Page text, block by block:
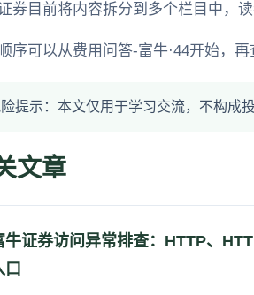
券目前将内容拆分到多个栏目中，
序可以从费用问答-富牛·44开始，
提示：本文仅用于学习交流，不构成
文章
牛证券访问异常排查：HTTP、
口